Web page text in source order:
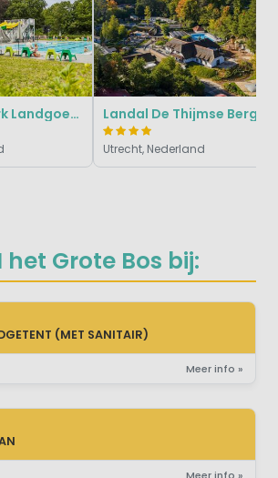
het Grote Bos bij:
(MET SANITAIR)
(MET SANITAIR)
Meer info »
Molecaten Park Landgoed Ginkelduin Landal De Thijmse Berg
Utrecht, Nederland